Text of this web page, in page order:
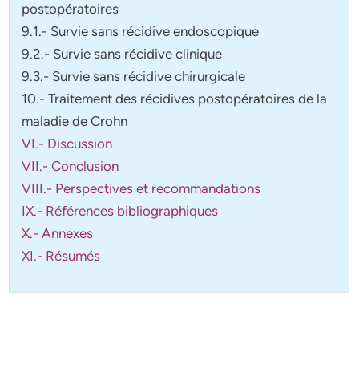
postopératoires
9.1.- Survie sans récidive endoscopique
9.2.- Survie sans récidive clinique
9.3.- Survie sans récidive chirurgicale
10.- Traitement des récidives postopératoires de la
maladie de Crohn
VI.- Discussion
VII.- Conclusion
VIII.- Perspectives et recommandations
IX.- Références bibliographiques
X.- Annexes
XI.- Résumés